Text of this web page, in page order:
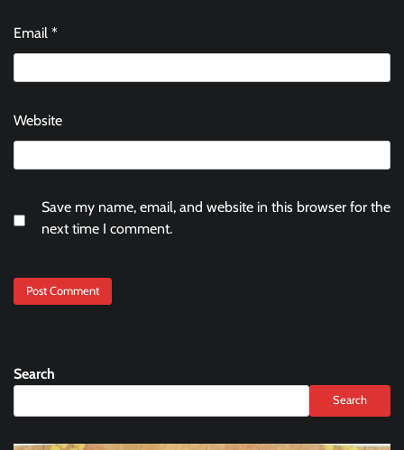
Email *
Website
Save my name, email, and website in this browser for the
next time I comment.
Search
Search